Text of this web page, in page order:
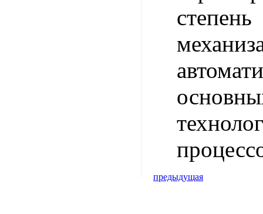
предыдущая